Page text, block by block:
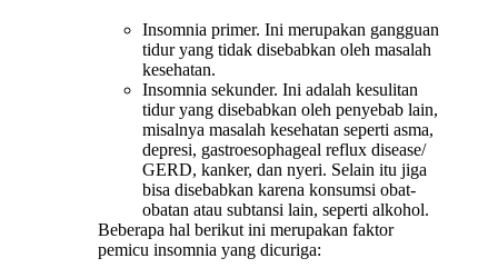
Insomnia primer. Ini merupakan gangguan
tidur yang tidak disebabkan oleh masalah
kesehatan.
Insomnia sekunder. Ini adalah kesulitan
tidur yang disebabkan oleh penyebab lain,
misalnya masalah kesehatan seperti asma,
depresi, gastroesophageal reflux disease/
GERD, kanker, dan nyeri. Selain itu jiga
bisa disebabkan karena konsumsi obat-
obatan atau subtansi lain, seperti alkohol.
Beberapa hal berikut ini merupakan faktor
pemicu insomnia yang dicuriga: